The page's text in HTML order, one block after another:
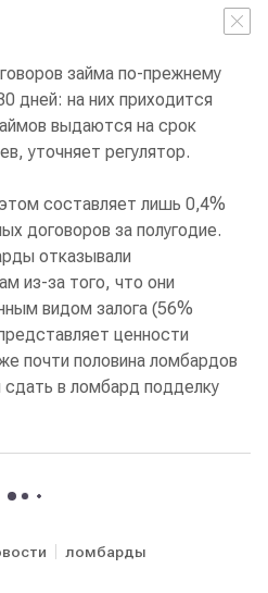
займа по-прежнему
дней: на них приходится
выдаются на срок
уточняет регулятор.
составляет лишь 0,4%
договоров за полугодие.
отказывали
из-за того, что они
видом залога (56%
ценности
почти половина ломбардов
сдать в ломбард подделку
ломбарды